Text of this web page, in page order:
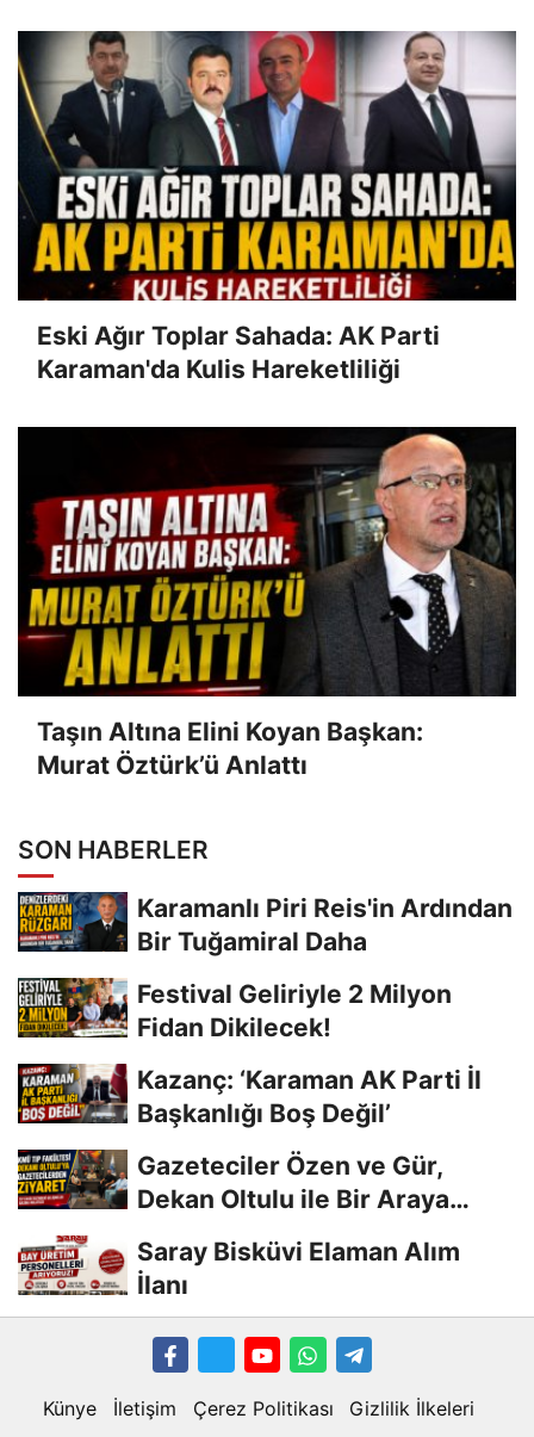
Eski Ağır Toplar Sahada: AK Parti
Karaman'da Kulis Hareketliliği
Taşın Altına Elini Koyan Başkan:
Murat Öztürk’ü Anlattı
SON HABERLER
Karamanlı Piri Reis'in Ardından
Bir Tuğamiral Daha
Festival Geliriyle 2 Milyon
Fidan Dikilecek!
Kazanç: ‘Karaman AK Parti İl
Başkanlığı Boş Değil’
Gazeteciler Özen ve Gür,
Dekan Oltulu ile Bir Araya
Saray Bisküvi Elaman Alım
İlanı
Künye İletişim Çerez Politikası Gizlilik İlkeleri